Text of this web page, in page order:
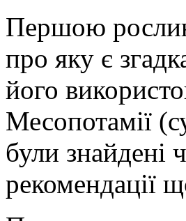
Першою
про яку є
його
Месопотамії
були знайдені
рекомендації